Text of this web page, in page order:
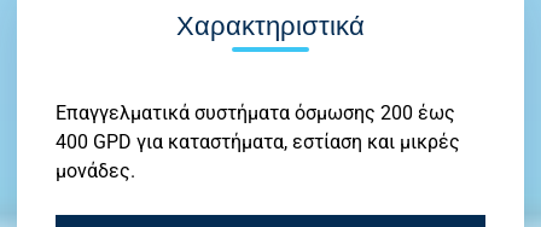
Χαρακτηριστικά
Επαγγελματικά συστήματα όσμωσης 200 έως
400 GPD για καταστήματα, εστίαση και μικρές
μονάδες.